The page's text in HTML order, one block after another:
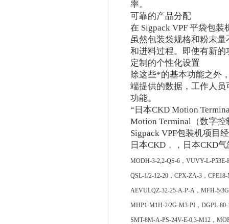
率。
可靠的产品分配
在 Sigpack VPF 平袋包
虽然包装袋规格和粉末量
和进料过程。即使有新
定制的个性化设置
除这些*的基本功能之外
端提供的数据，工作人
功能。
“日本CKD Motion
Motion Terminal（数字
Sigpack VPF包装机项目
日本CKD，，日本CKD
MODH-3-2,2-QS-6，VUVY-L-P53E-
QSL-1/2-12-20，CPX-ZA-3，
AEVULQZ-32-25-A-P-A，MFH-5/
MHP1-M1H-2/2G-M3-PI，DGPL-
SMT-8M-A-PS-24V-E-0,3-M12，